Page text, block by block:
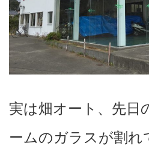
実は畑オート、先日
ームのガラスが割れ